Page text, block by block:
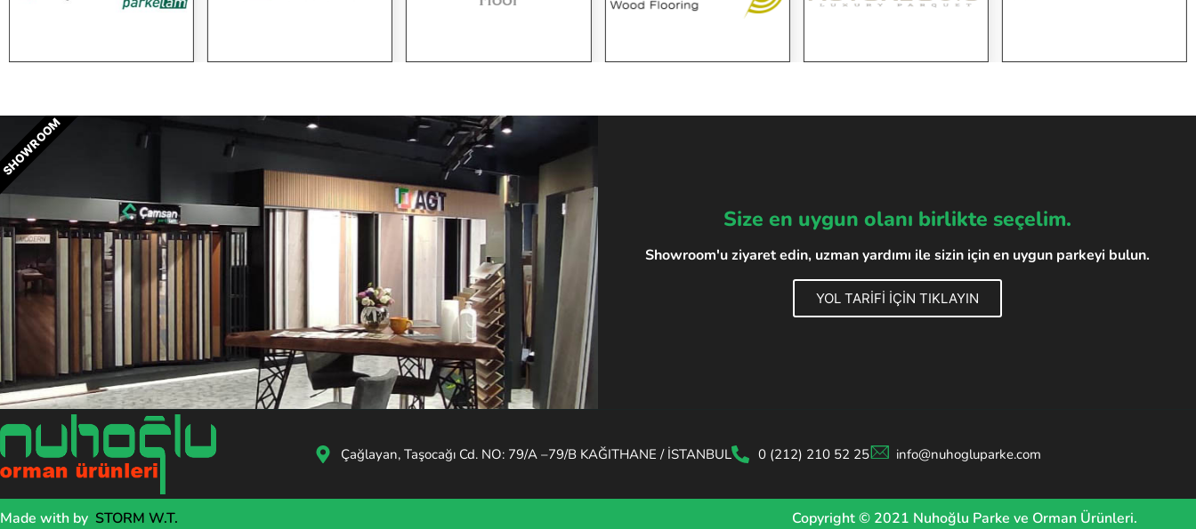
Size en uygun olanı birlikte seçelim.
Showroom'u ziyaret edin, uzman yardımı ile sizin için en uygun parkeyi bulun.
YOL TARİFİ İÇİN TIKLAYIN
SHOWROOM
Çağlayan, Taşocağı Cd. NO: 79/A –79/B KAĞITHANE / İSTANBUL 0 (212) 210 52 25 info@nuhogluparke.com
Made with by STORM W.T. Copyright © 2021 Nuhoğlu Parke ve Orman Ürünleri.